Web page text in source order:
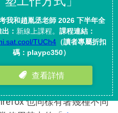
Chrome 有各式各樣
嘗試新鮮的功能可以安裝
也同樣有著幾種不同